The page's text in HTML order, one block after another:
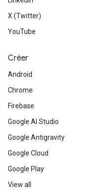
X (Twitter)
YouTube
Créer
Android
Chrome
Firebase
Google AI Studio
Google Antigravity
Google Cloud
Google Play
View all